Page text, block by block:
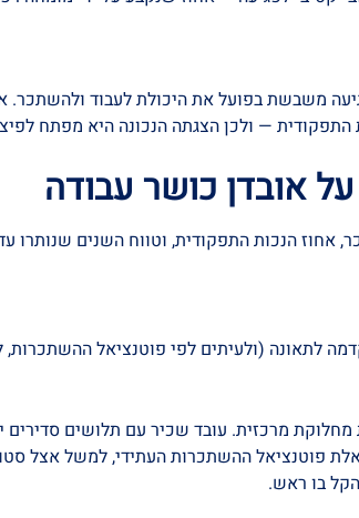
משבשת בפועל את היכולת לעבוד ולהשתכר.
— ולכן הצגתה הנכונה היא מפתח
אובדן כושר עבודה
הנכות התפקודית, וטווח השנים שנותרו
לתאונה (ולעיתים לפי פוטנציאל
מרכזית. עובד שכיר עם תלושים
פוטנציאל ההשתכרות העתידי, למשל אצל
בו ראש.